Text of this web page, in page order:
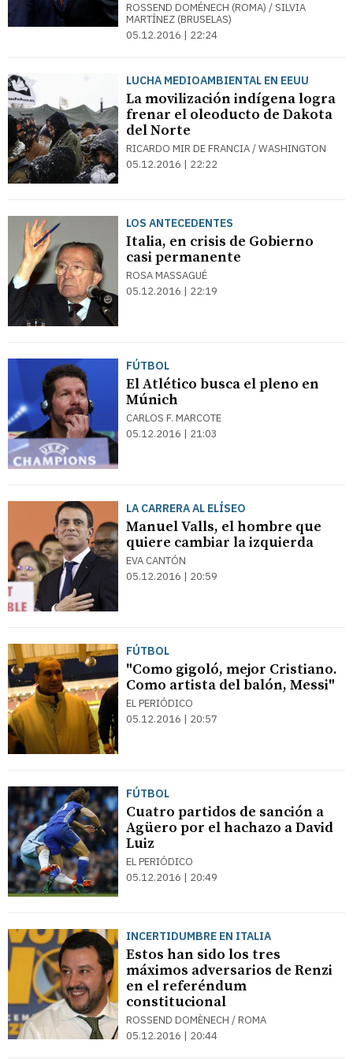
ROSSEND DOMÉNECH (ROMA) / SILVIA
MARTÍNEZ (BRUSELAS)
05.12.2016 | 22:24
LUCHA MEDIOAMBIENTAL EN EEUU
La movilización indígena logra
frenar el oleoducto de Dakota
del Norte
RICARDO MIR DE FRANCIA / WASHINGTON
05.12.2016 | 22:22
LOS ANTECEDENTES
Italia, en crisis de Gobierno
casi permanente
ROSA MASSAGUÉ
05.12.2016 | 22:19
FÚTBOL
El Atlético busca el pleno en
Múnich
CARLOS F. MARCOTE
05.12.2016 | 21:03
LA CARRERA AL ELÍSEO
Manuel Valls, el hombre que
quiere cambiar la izquierda
EVA CANTÓN
05.12.2016 | 20:59
FÚTBOL
"Como gigoló, mejor Cristiano.
Como artista del balón, Messi"
EL PERIÓDICO
05.12.2016 | 20:57
FÚTBOL
Cuatro partidos de sanción a
Agüero por el hachazo a David
Luiz
EL PERIÓDICO
05.12.2016 | 20:49
INCERTIDUMBRE EN ITALIA
Estos han sido los tres
máximos adversarios de Renzi
en el referéndum
constitucional
ROSSEND DOMÈNECH / ROMA
05.12.2016 | 20:44